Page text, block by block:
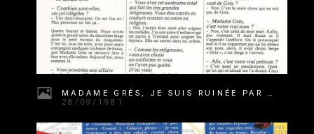
MADAME GRÈS, JE SUIS RUINÉE PAR MES MEILLEURES CLIENTES
28/09/1981